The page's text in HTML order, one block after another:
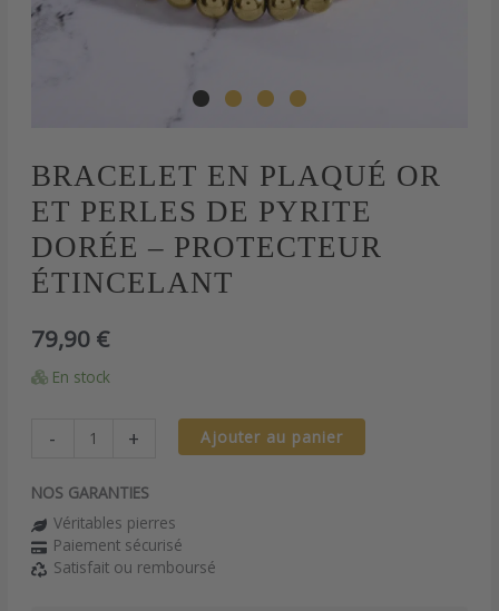
BRACELET EN PLAQUÉ OR
ET PERLES DE PYRITE
DORÉE – PROTECTEUR
ÉTINCELANT
79,90 €
En stock
-
quantité
de
Bracelet
en
plaqué
or
de
pyrite
dorée
Protecteur
+ Ajouter au panier
NOS GARANTIES
Véritables pierres
Paiement sécurisé
Satisfait ou remboursé